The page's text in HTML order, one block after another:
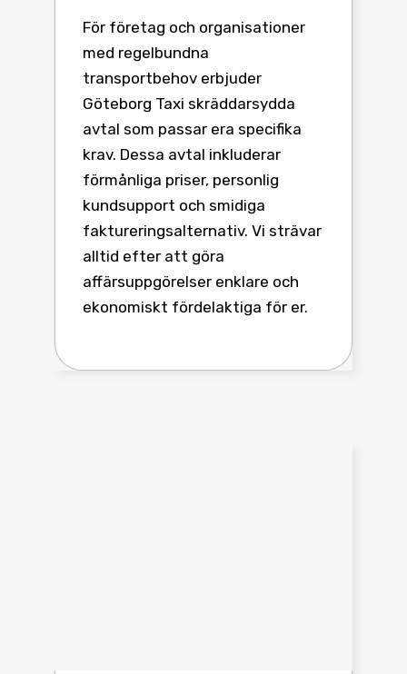
För företag och organisationer
med regelbundna
transportbehov erbjuder
Göteborg Taxi skräddarsydda
avtal som passar era specifika
krav. Dessa avtal inkluderar
förmånliga priser, personlig
kundsupport och smidiga
faktureringsalternativ. Vi strävar
alltid efter att göra
affärsuppgörelser enklare och
ekonomiskt fördelaktiga för er.